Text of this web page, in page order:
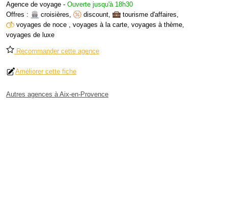
Agence de voyage - Ouverte jusqu'à 18h30
Offres :
croisières, discount, tourisme d'affaires,
voyages de noce , voyages à la carte, voyages à thème,
voyages de luxe
Recommander cette agence
Améliorer cette fiche
Autres agences à Aix-en-Provence